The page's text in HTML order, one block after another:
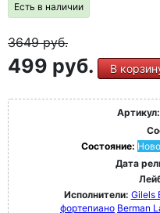
Есть в наличии
3649руб.
499 руб. В
Артикул:
Состояние:
Дата
Исполнители: Gilels
фортепиано Berman